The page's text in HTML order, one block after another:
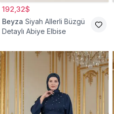
192,32$
Beyza Siyah Allerli Büzgü
Detaylı Abiye Elbise